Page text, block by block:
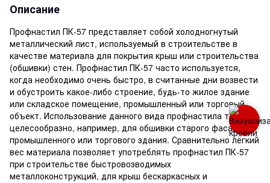
Описание
Профнастил ПК-57 представляет собой холодногнутый
металлический лист, используемый в строительстве в
качестве материала для покрытия крыш или строительства
(обшивки) стен. Профнастил ПК-57 часто используется,
когда необходимо очень быстро, в считанные дни возвести
и обустроить какое-либо строение, будь-то жилое здание
или складское помещение, промышленный или торговый
объект. Использование данного вида профнастила также
целесообразно, например, для обшивки старого фасада
промышленного или торгового здания. Сравнительно лёгкий
вес материала позволяет употреблять профнастил ПК-57
при строительстве быстровозводимых
металлоконструкций, для крыш бескаркасных и